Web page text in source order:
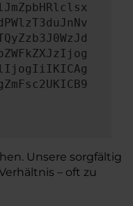
Unsere sorgfältig
– oft zu